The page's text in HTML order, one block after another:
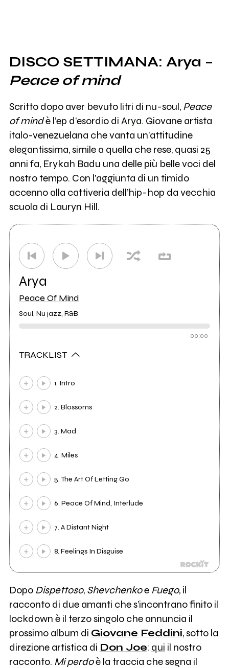
DISCO SETTIMANA: Arya –
Peace of mind
Scritto dopo aver bevuto litri di nu-soul, Peace
of mindè l’ep d’esordio di Arya. Giovane artista
italo-venezuelana che vanta un’attitudine
elegantissima, simile a quella che rese, quasi 25
anni fa, Erykah Badu una delle più belle voci del
nostro tempo. Con l'aggiunta di un timido
accenno alla cattiveria dell’hip-hop da vecchia
scuola di Lauryn Hill.
Arya
Peace Of Mind
Soul, Nu jazz, R&B
00:00
TRACKLIST
1. Intro
2. Blossoms
3. Mad
4. Miles
5. The Art Of Letting Go
6. Peace Of Mind, Interlude
7. A Distant Night
8. Feelings In Disguise
Dopo Dispettoso, Shevchenkoe Fuego, il
racconto di due amanti che s’incontrano finito il
lockdown è il terzo singolo che annuncia il
prossimo album di Giovane Feddini, sotto la
direzione artistica di Don Joe: qui il nostro
racconto. Mi perdoè la traccia che segna il